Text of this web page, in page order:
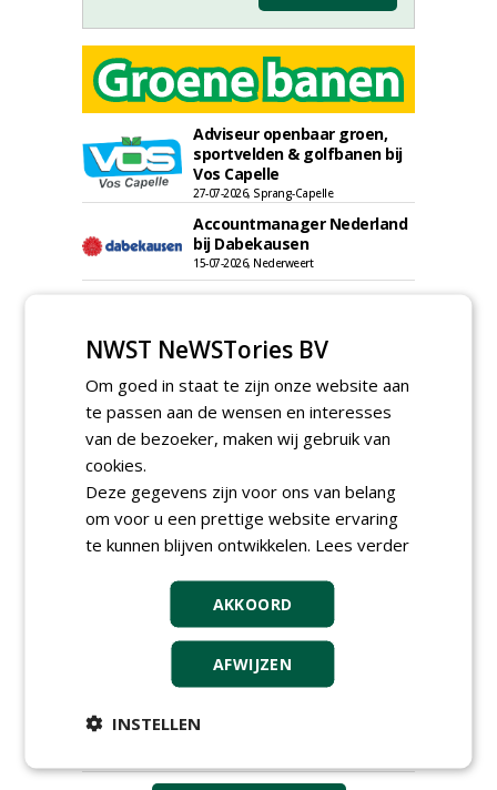
Adviseur openbaar groen,
sportvelden & golfbanen bij
Vos Capelle
27-07-2026, Sprang-Capelle
Accountmanager Nederland
bij Dabekausen
15-07-2026, Nederweert
30-06-2026, Hoofddorp
Werkvoorbereider /
calculator Groendaken bij
Wallaard
30-06-2026, Noordeloos
Wallaard
30-06-2026, 80 km rond Noordeloos
Meewerkend Voorman Groen
30-06-2026, 80 km rond Noordeloos
Werkvoorbereider
groenbeheer (32-40 uur per
week) bij SmitsRinsma
24-06-2026, Zutphen en op project locatie
Ervaren werkvoorbereider
(32-40 uur) bij SmitsRinsma
NWST NeWSTories BV
Om goed in staat te zijn onze website aan
te passen aan de wensen en interesses
van de bezoeker, maken wij gebruik van
cookies.
Deze gegevens zijn voor ons van belang
om voor u een prettige website ervaring
te kunnen blijven ontwikkelen. Lees verder
AKKOORD
AFWIJZEN
INSTELLEN